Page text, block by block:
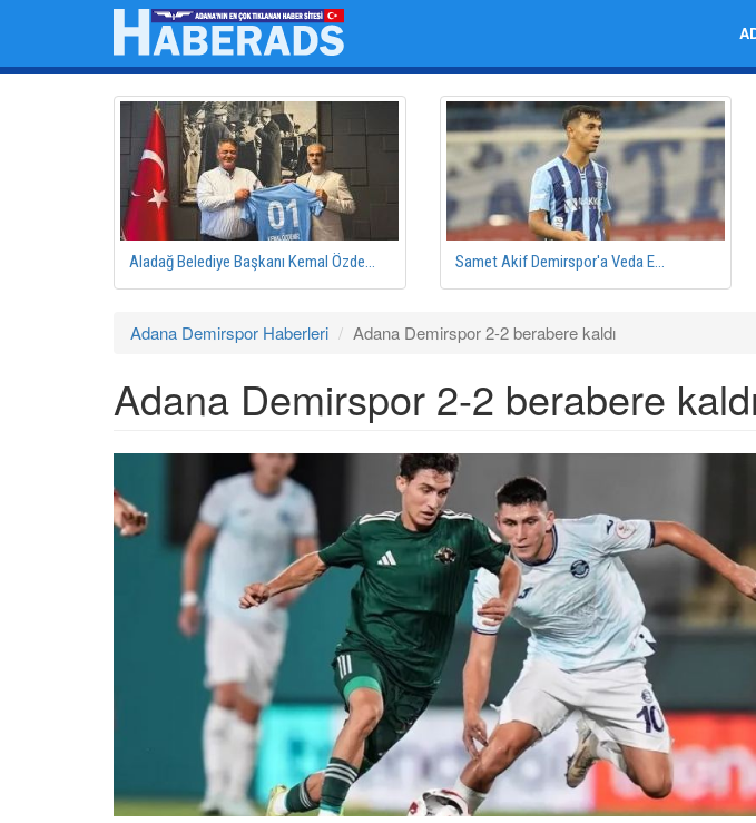
Aladağ Belediye Başkanı Kemal Özde... Samet Akif Demirspor'a Veda E...
Adana Demirspor Haberleri Adana Demirspor 2-2 berabere kaldı
Adana Demirspor 2-2 berabere kaldı